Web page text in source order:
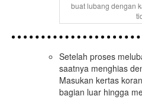
buat lubang dengan
Setelah proses
saatnya menghias
Masukan kertas
bagian luar hingga